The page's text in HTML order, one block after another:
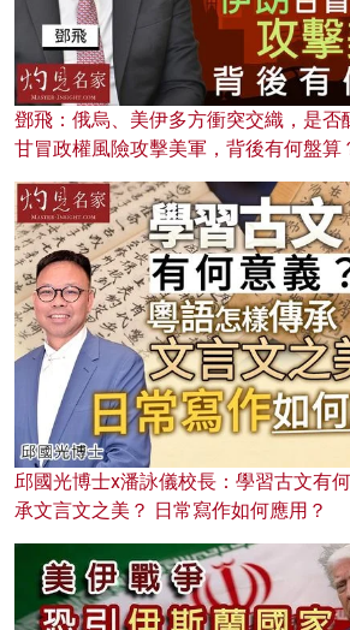
鄧飛：俄烏、美伊多方衝突交織，是否
甘冒政權風險攻擊美軍，背後有何盤算
邱國光博士x潘詠儀校長：學習古文有
承文言文之美？ 日常寫作如何應用？